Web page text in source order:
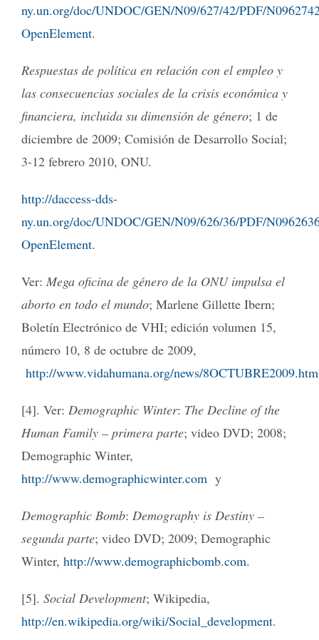
ny.un.org/doc/UNDOC/GEN/N09/627/42/PDF/
OpenElement.
Respuestas de política en relación con el empleo y
las consecuencias sociales de la crisis económica y
financiera, incluida su dimensión de género; 1 de
diciembre de 2009; Comisión de Desarrollo Social;
3-12 febrero 2010, ONU.
http://daccess-dds-
ny.un.org/doc/UNDOC/GEN/N09/626/36/PDF/
OpenElement.
Ver: Mega oficina de género de la ONU impulsa el
aborto en todo el mundo; Marlene Gillette Ibern;
Boletín Electrónico de VHI; edición volumen 15,
número 10, 8 de octubre de 2009,
http://www.vidahumana.org/news/
[4]. Ver: Demographic Winter: The Decline of the
Human Family – primera parte; video DVD; 2008;
Demographic Winter,
http://www.demographicwinter.com y
Demographic Bomb: Demography is Destiny –
segunda parte; video DVD; 2009; Demographic
Winter, http://www.demographicbomb.com.
[5]. Social Development; Wikipedia,
http://en.wikipedia.org/wiki/Social_development.